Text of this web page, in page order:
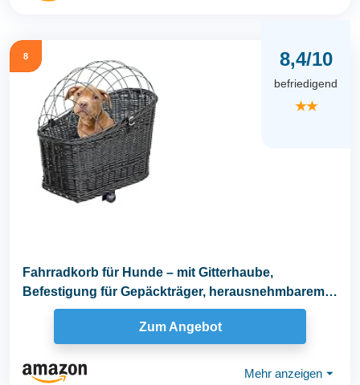
8 8,4/10
befriedigend
★★
Fahrradkorb für Hunde – mit Gitterhaube,
Befestigung für Gepäckträger, herausnehmbarem
Kissen...
Zum Angebot
Mehr anzeigen ⏷